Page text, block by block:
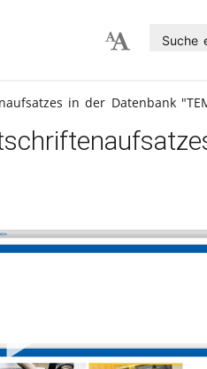
Suche
in der Datenbank